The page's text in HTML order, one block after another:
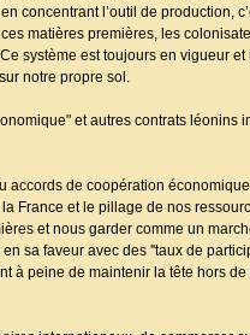
concentrant l’outil de production,
matières premières, les
système est toujours en vigueur
notre propre sol.
et autres contrats
accords de coopération
France et le pillage de nos
et nous garder comme un
sa faveur avec des ''taux de
à peine de maintenir la tête hors